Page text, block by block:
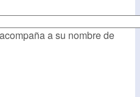
a su nombre de